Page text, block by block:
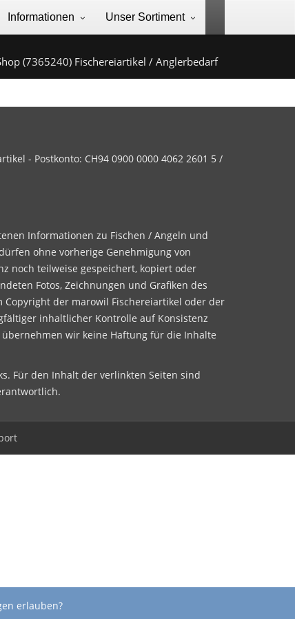
Informationen Unser Sortiment
(7365240) Fischereiartikel / Anglerbedarf
- Postkonto: CH94 0900 0000 4062 2601 5 /
Informationen zu Fischen / Angeln und
ohne vorherige Genehmigung von
noch teilweise gespeichert, kopiert oder
Fotos, Zeichnungen und Grafiken des
der marowil Fischereiartikel oder der
inhaltlicher Kontrolle auf Konsistenz
wir keine Haftung für die Inhalte
Für den Inhalt der verlinkten Seiten sind
erlauben?